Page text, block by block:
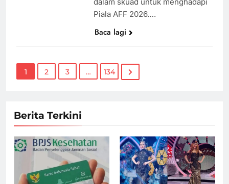
dalam skuad untuk menghadapi
Piala AFF 2026….
Baca lagi
1 2 3 … 134
Berita Terkini